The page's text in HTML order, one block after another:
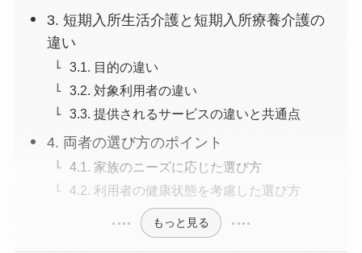
3. 短期入所生活介護と短期入所療養介護の
違い
3.1. 目的の違い
3.2. 対象利用者の違い
3.3. 提供されるサービスの違いと共通点
4. 両者の選び方のポイント
4.1. 家族のニーズに応じた選び方
4.2. 利用者の健康状態を考慮した選び方
もっと見る